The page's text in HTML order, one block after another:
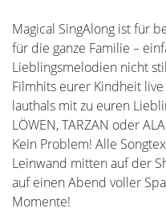
Magical SingAlong ist für
für die ganze Familie –
Lieblingsmelodien nicht
Filmhits eurer Kindheit
lauthals mit zu euren
LÖWEN, TARZAN oder
Kein Problem! Alle
Leinwand mitten auf der
auf einen Abend voller
Momente!